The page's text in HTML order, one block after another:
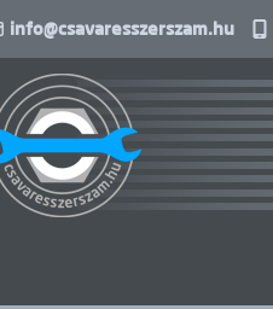
info@csavaresszerszam.hu